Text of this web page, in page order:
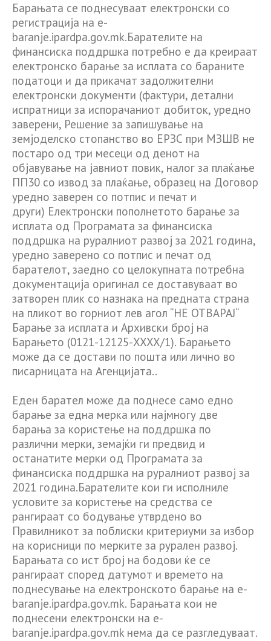
Барањата се поднесуваат електронски со
регистрација на e-
baranje.ipardpa.gov.mk.Барателите на
финансиска поддршка потребно е да креираат
електронско барање за исплата со бараните
податоци и да прикачат задолжителни
електронски документи (фактури, детални
испратници за испорачаниот добиток, уредно
заверени, Решение за запишување на
земјоделско стопанство во ЕРЗС при МЗШВ не
постаро од три месеци од денот на
објавување на јавниот повик, налог за плаќање
ПП30 со извод за плаќање, образец на Договор
уредно заверен со потпис и печат и
други) Електронски пополнетото барање за
исплата од Програмата за финансиска
поддршка на руралниот развој за 2021 година,
уредно заверено со потпис и печат од
барателот, заедно со целокупната потребна
документација оригинал се доставуваат во
затворен плик со назнака на предната страна
на пликот во горниот лев агол “НЕ ОТВАРАЈ“
Барање за исплата и Архивски број на
Барањето (0121-12125-XXXX/1). Барањето
може да се достави по пошта или лично во
писарницата на Агенцијата..
Еден барател може да поднесе само едно
барање за една мерка или најмногу две
барања за користење на поддршка по
различни мерки, земајќи ги предвид и
останатите мерки од Програмата за
финансиска поддршка на руралниот развој за
2021 година.Барателите кои ги исполниле
условите за користење на средства се
рангираат со бодување утврдено во
Правилникот за поблиски критериуми за избор
на корисници по мерките за рурален развој.
Барањата со ист број на бодови ќе се
рангираат според датумот и времето на
поднесување на електронското барање на e-
baranje.ipardpa.gov.mk. Барањата кои не
поднесени електронски на e-
baranje.ipardpa.gov.mk нема да се разгледуваат.